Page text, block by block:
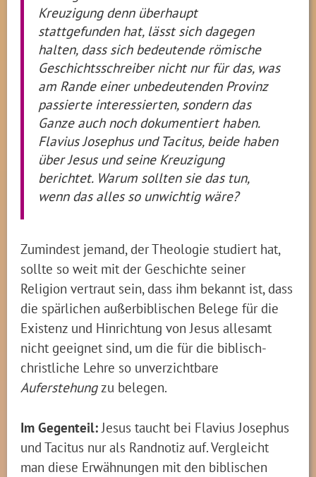
Kreuzigung denn überhaupt
stattgefunden hat, lässt sich dagegen
halten, dass sich bedeutende römische
Geschichtsschreiber nicht nur für das, was
am Rande einer unbedeutenden Provinz
passierte interessierten, sondern das
Ganze auch noch dokumentiert haben.
Flavius Josephus und Tacitus, beide haben
über Jesus und seine Kreuzigung
berichtet. Warum sollten sie das tun,
wenn das alles so unwichtig wäre?
Zumindest jemand, der Theologie studiert hat,
sollte so weit mit der Geschichte seiner
Religion vertraut sein, dass ihm bekannt ist, dass
die spärlichen außerbiblischen Belege für die
Existenz und Hinrichtung von Jesus allesamt
nicht geeignet sind, um die für die biblisch-
christliche Lehre so unverzichtbare
Auferstehungzu belegen.
Im Gegenteil:Jesus taucht bei Flavius Josephus
und Tacitus nur als Randnotiz auf. Vergleicht
man diese Erwähnungen mit den biblischen